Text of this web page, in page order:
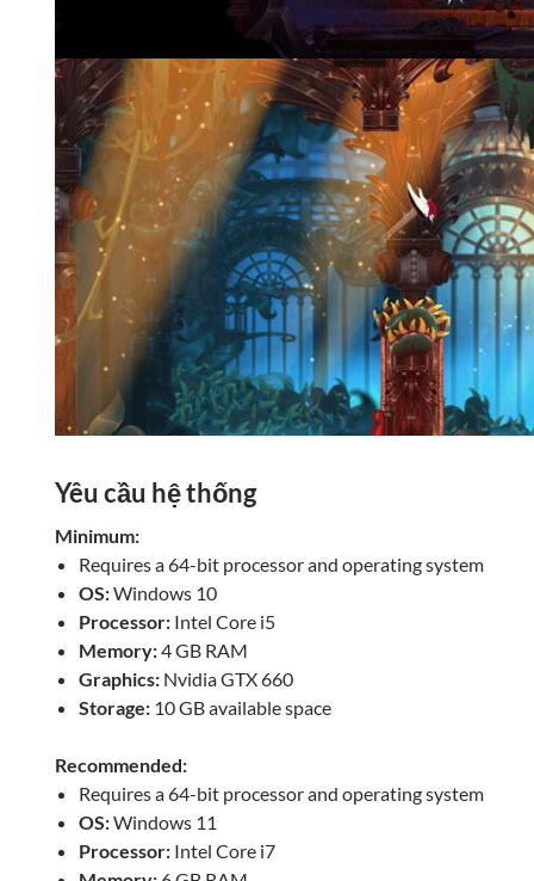
Yêu cầu hệ thống
Minimum:
Requires a 64-bit processor and operating system
OS:Windows 10
Processor: Intel Core i5
Memory:4 GB RAM
Graphics: Nvidia GTX 660
Storage: 10 GB available space
Recommended:
Requires a 64-bit processor and operating system
OS:Windows 11
Processor: Intel Core i7